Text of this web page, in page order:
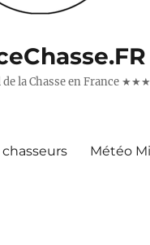
de la Chasse en France
Météo